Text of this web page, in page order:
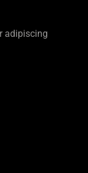
adipiscing